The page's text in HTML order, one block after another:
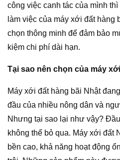
công việc canh tác của mình
làm việc của máy xới đất
chọn thông minh để đảm bảo
kiệm chi phí dài hạn.
Tại sao nên chọn của máy
Máy xới đất hàng bãi Nhật
đầu của nhiều nông dân và
Nhưng tại sao lại như vậy?
không thể bỏ qua. Máy xới đất
bền cao, khả năng hoạt động